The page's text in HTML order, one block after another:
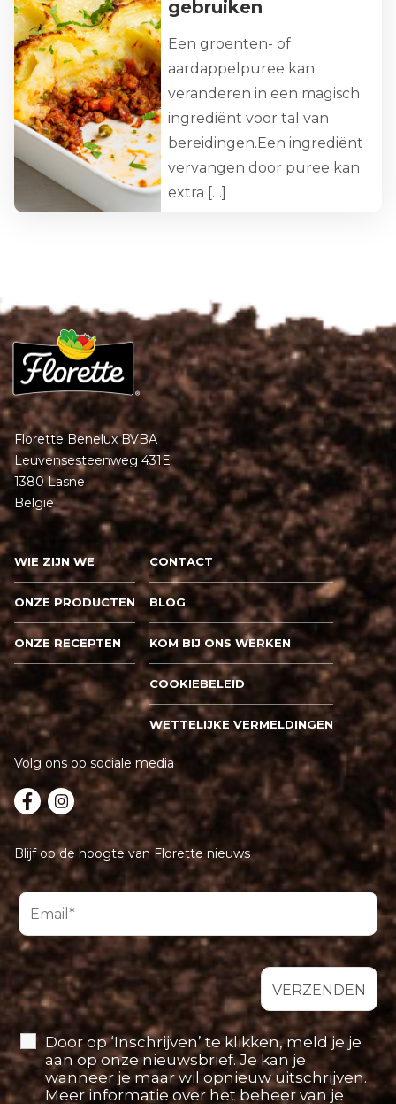
gebruiken
Een groenten- of
aardappelpuree kan
veranderen in een magisch
ingrediënt voor tal van
bereidingen.Een ingrediënt
vervangen door puree kan
extra […]
Florette Benelux BVBA
Leuvensesteenweg 431E
1380 Lasne
België
WIE ZIJN WE
ONZE PRODUCTEN
ONZE RECEPTEN
CONTACT
BLOG
KOM BIJ ONS WERKEN
COOKIEBELEID
WETTELIJKE VERMELDINGEN
Volg ons op sociale media
Blijf op de hoogte van Florette nieuws
Door op ‘Inschrijven’ te klikken, meld je je
aan op onze nieuwsbrief. Je kan je
wanneer je maar wil opnieuw uitschrijven.
Meer informatie over het beheer van je